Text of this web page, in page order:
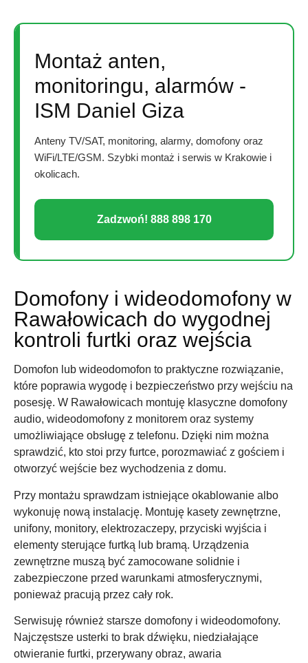
Montaż anten,
monitoringu, alarmów -
ISM Daniel Giza
Anteny TV/SAT, monitoring, alarmy, domofony oraz
WiFi/LTE/GSM. Szybki montaż i serwis w Krakowie i
okolicach.
Zadzwoń! 888 898 170
Domofony i wideodomofony w
Rawałowicach do wygodnej
kontroli furtki oraz wejścia
Domofon lub wideodomofon to praktyczne rozwiązanie,
które poprawia wygodę i bezpieczeństwo przy wejściu na
posesję. W Rawałowicach montuję klasyczne domofony
audio, wideodomofony z monitorem oraz systemy
umożliwiające obsługę z telefonu. Dzięki nim można
sprawdzić, kto stoi przy furtce, porozmawiać z gościem i
otworzyć wejście bez wychodzenia z domu.
Przy montażu sprawdzam istniejące okablowanie albo
wykonuję nową instalację. Montuję kasety zewnętrzne,
unifony, monitory, elektrozaczepy, przyciski wyjścia i
elementy sterujące furtką lub bramą. Urządzenia
zewnętrzne muszą być zamocowane solidnie i
zabezpieczone przed warunkami atmosferycznymi,
ponieważ pracują przez cały rok.
Serwisuję również starsze domofony i wideodomofony.
Najczęstsze usterki to brak dźwięku, niedziałające
otwieranie furtki, przerywany obraz, awaria